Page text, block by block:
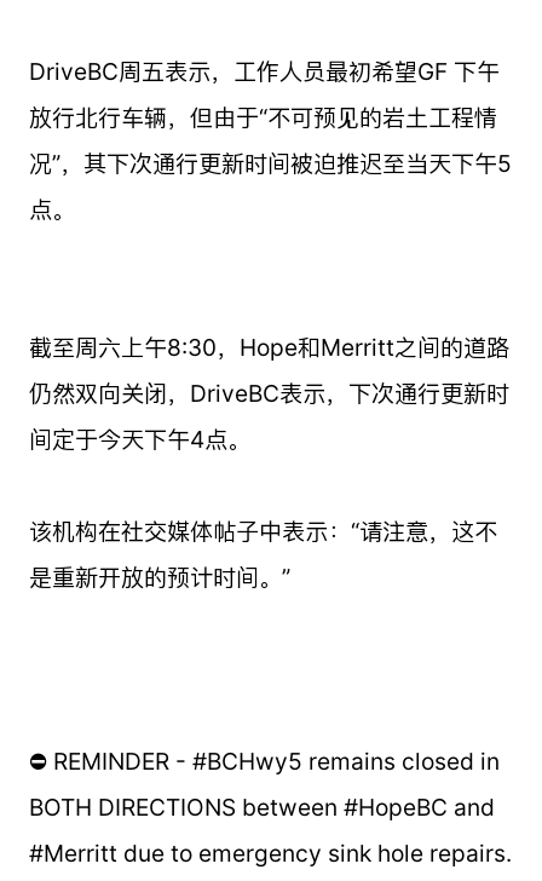
DriveBC周五表示，工作人员最初希望GF 下午
放行北行车辆，但由于“不可预见的岩土工程情
况”，其下次通行更新时间被迫推迟至当天下午5
点。
截至周六上午8:30，Hope和Merritt之间的道路
仍然双向关闭，DriveBC表示，下次通行更新时
间定于今天下午4点。
该机构在社交媒体帖子中表示：“请注意，这不
是重新开放的预计时间。”
⛔️ REMINDER - #BCHwy5 remains closed in
BOTH DIRECTIONS between #HopeBC and
#Merritt due to emergency sink hole repairs.